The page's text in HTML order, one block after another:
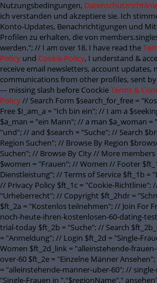
Nutzungsbedingungen,
ich verstanden und akzeptiere sie. Ich
Konto-Updates, Benachrichtigungen und
Profilen zu erhalten, die von
werden."; // I am over 18. I have read the
Policy und Cookie Policy, I understand &
receive email newsletters, account updates,
communications from other profiles, sent
--- missing slash before CoockieTerms &
Policy// Search Form $search_for_free =
Free $I_am_a = "Ich bin ein"; // I am a
$a_man = "ein Mann"; // a man $a_woman
"und"; // and $search = "Suche"; // Search
Region Suchen"; // Browse By Region
Suchen"; // Browse By City // More
$women = "Frauen"; // Women // Footer
Dienstleistung"; // Terms of Service $ft_1b
// Privacy Policy $ft_1c = "Cookie-Richtlinie";
"Urheberrecht"; // Copyright $ft_2hdr =
$ft_2a = "Kostenlos teilnehmen"; // Join For
noch-heute-ihren-kostenlosen-60-dating-
trial-today $ft_2b = "Suche"; // Search
= "Anmeldung"; // Login $ft_2d = "Single-
Women $ft_2d_link = "alleinstehende-
over-60 $ft_2e = "Einzelne Männer
= "alleinstehende-manner-uber-60"; //
"Single-Frauen in "."$regionName"."